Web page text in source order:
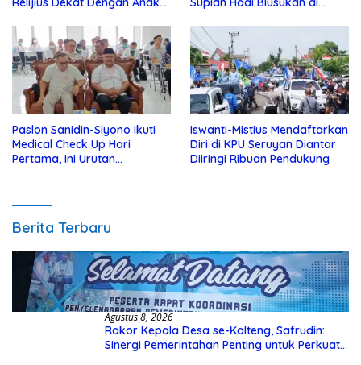
Paslon Sanidin-Siyono Ikuti
Medical Check Up Hari
Pertama, Ini Urutan
Iswanti-Mistius Mendaftarkan
Diri di KPU Seruyan Diantar
Diiringi Ribuan Pendukung
Berita Terbaru
Agustus 8, 2026
Rakor Kepala Desa se-Kalteng, Safrudin:
Sinergi Pemerintahan Penting untuk Perkuat